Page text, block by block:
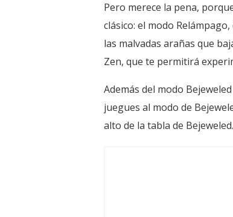
Pero merece la pena,
clásico: el modo
las malvadas arañas que
Zen, que te permitirá
Además del modo
juegues al modo de
alto de la tabla de Bejeweled.